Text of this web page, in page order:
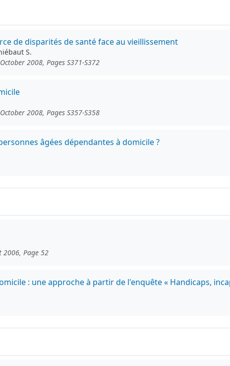
de disparités de santé face au vieillissement
S.
2008, Pages S371-S372
2008, Pages S357-S358
âgées dépendantes à domicile ?
2006, Page 52
: une approche à partir de l'enquête « Handicaps,